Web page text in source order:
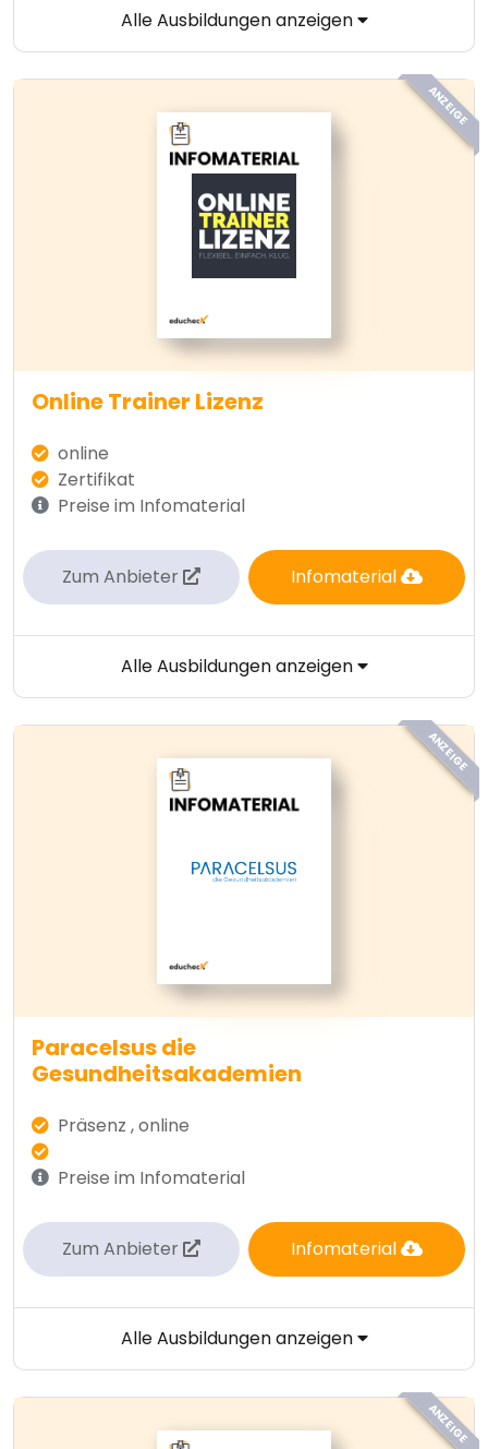
Alle Ausbildungen anzeigen
ANZEIGE
Online Trainer Lizenz
online
Zertifikat
Preise im Infomaterial
Zum Anbieter Infomaterial
Alle Ausbildungen anzeigen
ANZEIGE
Paracelsus die
Gesundheitsakademien
Präsenz , online
Preise im Infomaterial
Zum Anbieter Infomaterial
Alle Ausbildungen anzeigen
ANZEIGE